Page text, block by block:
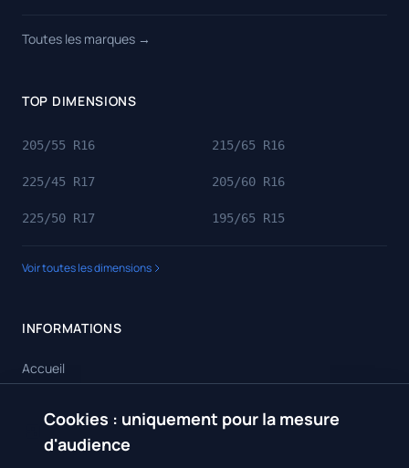
Toutes les marques →
TOP DIMENSIONS
205/55 R16 215/65 R16
225/45 R17 205/60 R16
225/50 R17 195/65 R15
Voir toutes les dimensions
INFORMATIONS
Accueil
Toutes les marques
Contact
Cookies : uniquement pour la mesure
d'audience